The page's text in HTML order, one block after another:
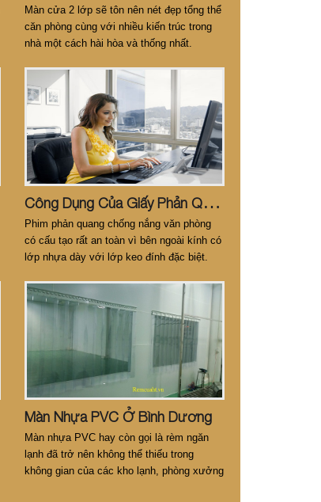
Màn cửa 2 lớp sẽ tôn nên nét đẹp tổng thể
căn phòng cùng với nhiều kiến trúc trong
nhà một cách hài hòa và thống nhất.
C
Ông Dụng Của Giấy Phản Quang
Phim phản quang chống nắng văn phòng
có cấu tạo rất an toàn vì bên ngoài kính có
lớp nhựa dày với lớp keo đính đặc biệt.
quang văn phòng
Màn Nhựa PVC Ở Bình Dương
Màn nhựa PVC hay còn gọi là rèm ngăn
lạnh đã trở nên không thể thiếu trong
không gian của các kho lạnh, phòng xưởng